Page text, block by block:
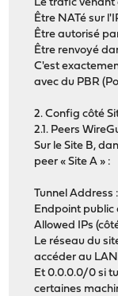
Le trafic venant
Être NATé sur
Être autorisé
Être renvoyé
C'est
avec du PBR
2. Config côté
2.1. Peers
Sur le Site B,
peer « Site A » :
Tunnel Address
Endpoint public
Allowed IPs
Le réseau du
accéder au
Et 0.0.0.0/0 si
certaines